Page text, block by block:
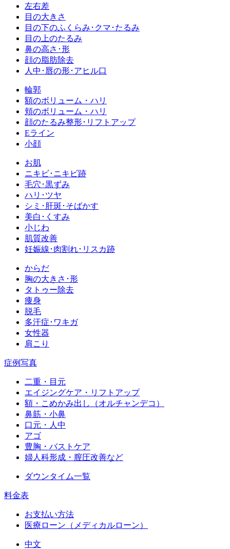
左右差
目の大きさ
目の下のふくらみ･クマ･たるみ
目の上のたるみ
鼻の高さ･形
顔の脂肪除去
人中･唇の形･アヒル口
輪郭
額のボリューム・ハリ
頬のボリューム・ハリ
顔のたるみ整形･リフトアップ
Eライン
小顔
お肌
ニキビ･ニキビ跡
毛穴･黒ずみ
ハリ･ツヤ
シミ･肝斑･そばかす
美白･くすみ
小じわ
肌質改善
妊娠線･肉割れ･リスカ跡
からだ
胸の大きさ･形
タトゥー除去
痩身
脱毛
多汗症･ワキガ
女性器
肩こり
症例写真
二重・目元
エイジングケア・リフトアップ
額・こめかみ出し（オルチャンデコ）
鼻筋・小鼻
口元・人中
アゴ
豊胸・バストケア
婦人科形成・膣圧改善など
ダウンタイム一覧
料金表
お支払い方法
医療ローン（メディカルローン）
中文